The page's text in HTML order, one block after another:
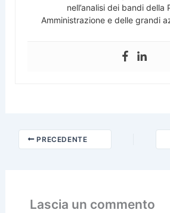
nell’analisi dei bandi della
Amministrazione e delle grandi
PRECEDENTE
Lascia un commento